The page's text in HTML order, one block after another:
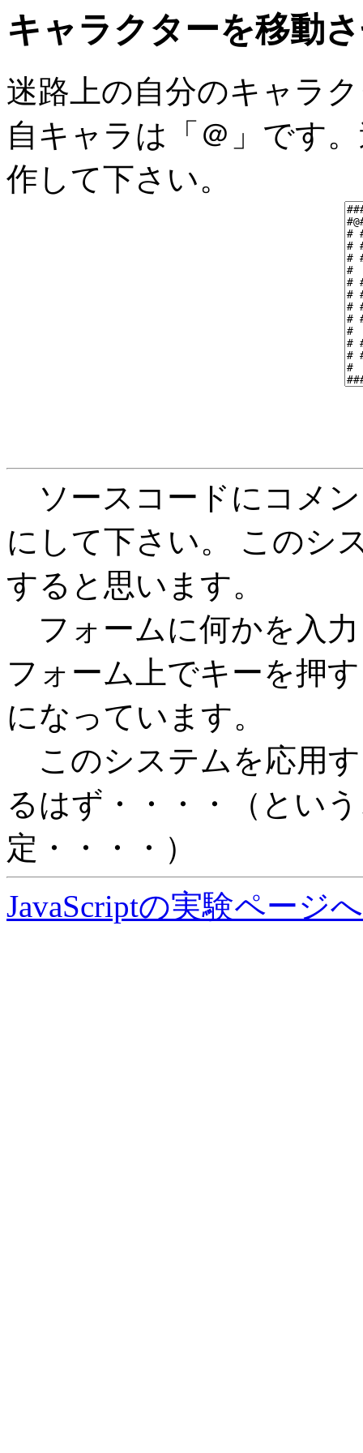
キャラクターを移動
迷路上の自分のキャラ
自キャラは「＠」です
作して下さい。
ソースコードにコメ
にして下さい。 このシ
すると思います。
フォームに何かを入
フォーム上でキーを押
になっています。
このシステムを応用
るはず・・・・（とい
定・・・・）
JavaScriptの実験ページ